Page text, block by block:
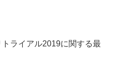
ライアル2019に関する最